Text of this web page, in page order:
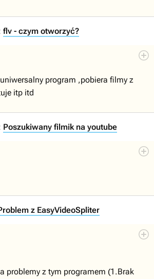
flv - czym otworzyć?
program ,pobiera filmy z
itp itd
Poszukiwany filmik na youtube
z EasyVideoSpliter
problemy z tym programem (1.Brak